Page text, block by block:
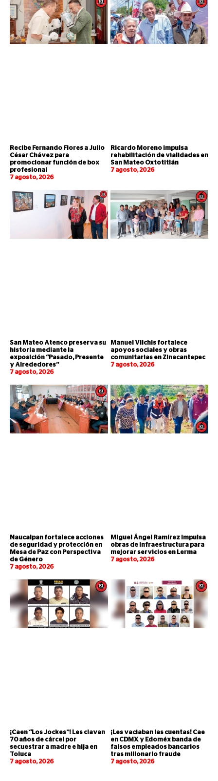
Recibe Fernando Flores a Julio
César Chávez para
promocionar función de box
profesional
7 agosto, 2026
Ricardo Moreno impulsa
rehabilitación de vialidades en
San Mateo Oxtotitlán
7 agosto, 2026
San Mateo Atenco preserva su
historia mediante la
exposición “Pasado, Presente
y Alrededores”
7 agosto, 2026
Manuel Vilchis fortalece
apoyos sociales y obras
comunitarias en Zinacantepec
7 agosto, 2026
Naucalpan fortalece acciones
de seguridad y protección en
Mesa de Paz con Perspectiva
de Género
7 agosto, 2026
Miguel Ángel Ramírez impulsa
obras de infraestructura para
mejorar servicios en Lerma
7 agosto, 2026
¡Caen “Los Jockes”! Les clavan
70 años de cárcel por
secuestrar a madre e hija en
Toluca
7 agosto, 2026
¡Les vaciaban las cuentas! Cae
en CDMX y Edoméx banda de
falsos empleados bancarios
tras millonario fraude
7 agosto, 2026